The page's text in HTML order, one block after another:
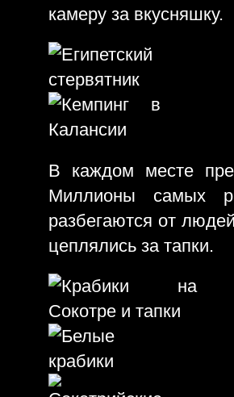
камеру за вкусняшку.
В каждом месте
Миллионы самых
разбегаются от
цеплялись за тапки.